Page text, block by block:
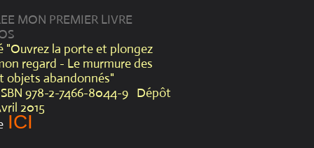
MON PREMIER LIVRE
"Ouvrez la porte et plongez
regard - Le murmure des
objets abandonnés"
978-2-7466-8044-9 Dépôt
2015
ICI